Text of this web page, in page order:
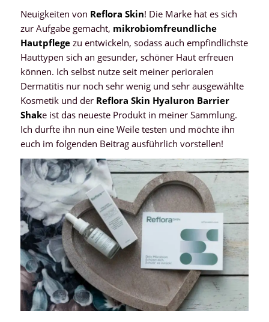
Neuigkeiten von Reflora Skin! Die Marke hat es sich
zur Aufgabe gemacht, mikrobiomfreundliche
Hautpflegezu entwickeln, sodass auch empfindlichste
Hauttypen sich an gesunder, schöner Haut erfreuen
können. Ich selbst nutze seit meiner perioralen
Dermatitis nur noch sehr wenig und sehr ausgewählte
Kosmetik und der Reflora Skin Hyaluron Barrier
Shake ist das neueste Produkt in meiner Sammlung.
Ich durfte ihn nun eine Weile testen und möchte ihn
euch im folgenden Beitrag ausführlich vorstellen!